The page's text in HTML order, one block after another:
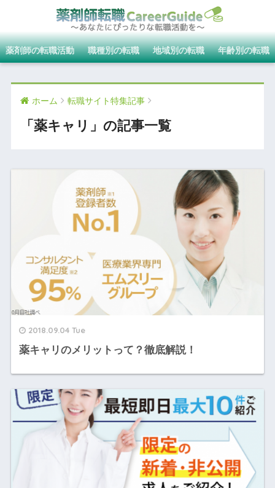
薬剤師の転職活動 職種別の転職 地域別の転職 年齢別の転職
ホーム 転職サイト特集記事
「薬キャリ」の記事一覧
2018.09.04 Tue
薬キャリのメリットって？徹底解説！